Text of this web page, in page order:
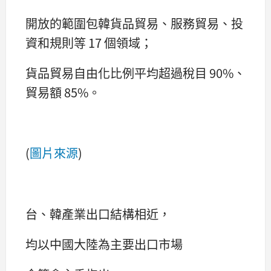
開放的範圍包韓貨品貿易、服務貿易、投
資和規則等 17 個領域；
貨品貿易自由化比例平均超過稅目 90%、
貿易額 85%。
(圖片來源)
台、韓產業出口結構相近，
均以中國大陸為主要出口市場